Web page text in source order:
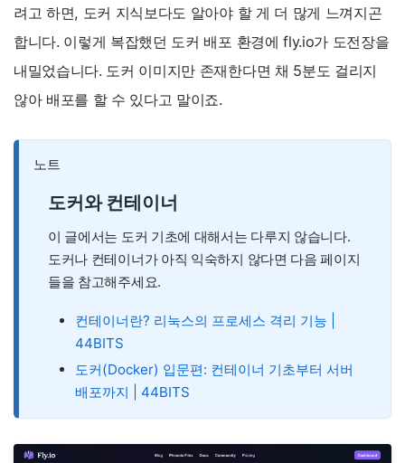
려고 하면, 도커 지식보다도 알아야 할 게 더 많게 느껴지곤
합니다. 이렇게 복잡했던 도커 배포 환경에 fly.io가 도전장을
내밀었습니다. 도커 이미지만 존재한다면 채 5분도 걸리지
않아 배포를 할 수 있다고 말이죠.
노트
도커와 컨테이너
이 글에서는 도커 기초에 대해서는 다루지 않습니다.
도커나 컨테이너가 아직 익숙하지 않다면 다음 페이지
들을 참고해주세요.
컨테이너란? 리눅스의 프로세스 격리 기능 |
44BITS
도커(Docker) 입문편: 컨테이너 기초부터 서버
배포까지 | 44BITS